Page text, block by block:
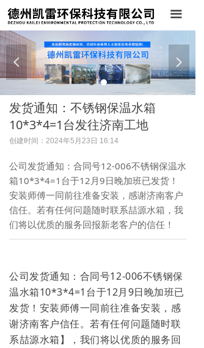
넳 넲
끀
首页
关于我们
产品展示
案例展示
新闻中心
发货通知：不锈钢保温水箱
10*3*4=1台发往济南工地
创建时间： 2024年5月23日 16:14
公司发货通知：合同号12-006不锈钢保温水
箱10*3*4=1台于12月9日晚加班已发货！
安装师傅一同前往准备安装，感谢济南客户
信任。若有任何问题随时联系喆源水箱，我
们将以优质的服务回报新老客户的信任！
公司发货通知：合同号12-006不锈钢保
温水箱10*3*4=1台于12月9日晚加班已
发货！安装师傅一同前往准备安装，感
谢济南客户信任。若有任何问题随时联
系喆源水箱】，我们将以优质的服务回